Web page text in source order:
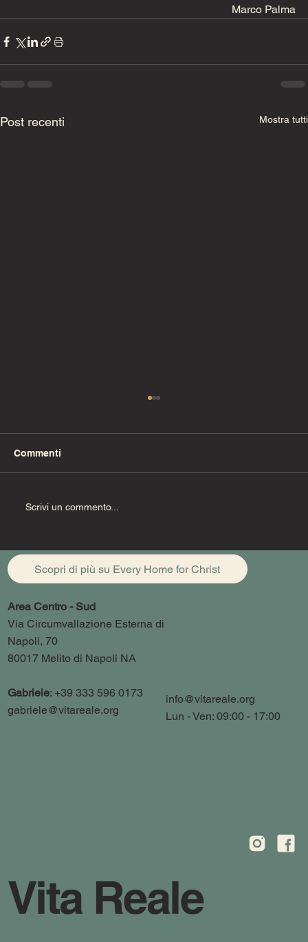
Marco Palma
Post recenti Mostra tutti
Commenti
Scrivi un commento...
Scopri di più su Every Home for Christ
Area Centro - Sud
Via Circumvallazione Esterna di
Napoli, 70
80017 Melito di Napoli NA
Gabriele: +39 333 596 0173
gabriele@vitareale.org
info@vitareale.org
Lun - Ven: 09:00 - 17:00
Vita Reale